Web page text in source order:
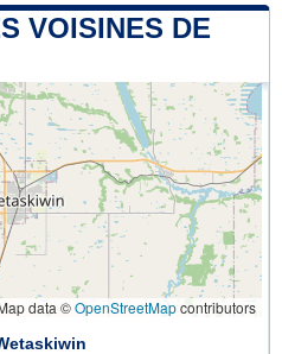
VOISINES DE
data ©OpenStreetMapcontributors